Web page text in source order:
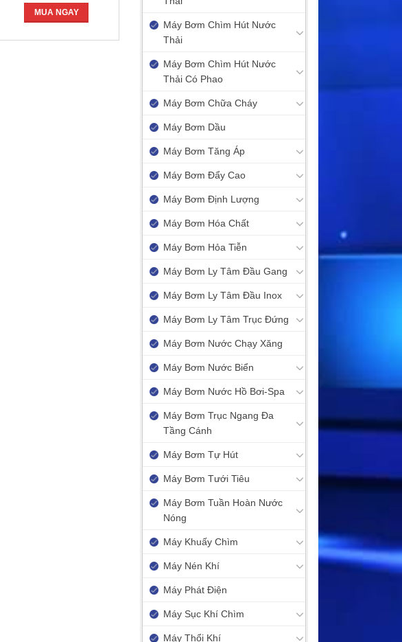
MUA NGAY
Máy Bơm Chìm Hút Nước
Thải
Máy Bơm Chìm Hút Nước
Thải Có Phao
Máy Bơm Chữa Cháy
Máy Bơm Dầu
Máy Bơm Tăng Áp
Máy Bơm Đẩy Cao
Máy Bơm Định Lượng
Máy Bơm Hóa Chất
Máy Bơm Hỏa Tiễn
Máy Bơm Ly Tâm Đầu Gang
Máy Bơm Ly Tâm Đầu Inox
Máy Bơm Ly Tâm Trục Đứng
Máy Bơm Nước Chạy Xăng
Máy Bơm Nước Biển
Máy Bơm Nước Hồ Bơi-Spa
Máy Bơm Trục Ngang Đa
Tầng Cánh
Máy Bơm Tự Hút
Máy Bơm Tưới Tiêu
Máy Bơm Tuần Hoàn Nước
Nóng
Máy Khuấy Chìm
Máy Nén Khí
Máy Phát Điện
Máy Sục Khí Chìm
Máy Thổi Khí